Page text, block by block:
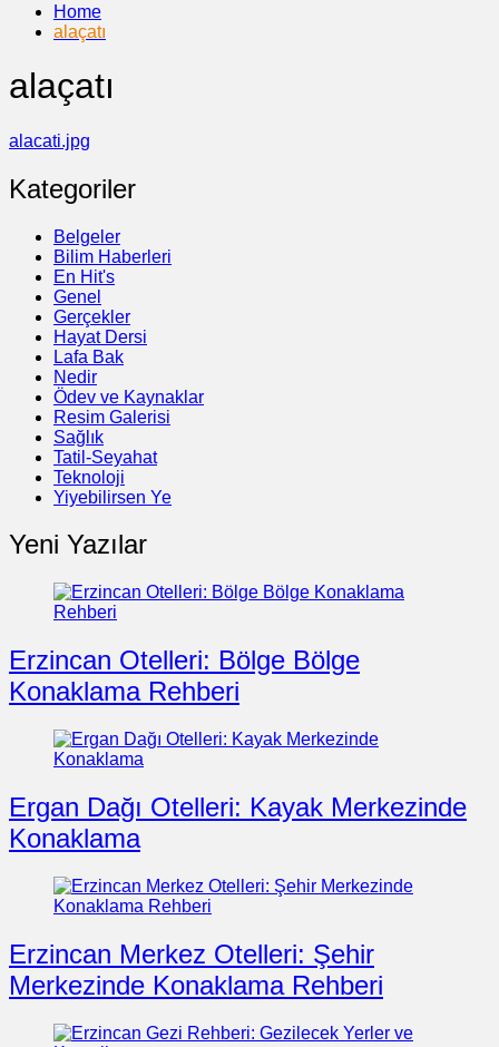
Home
alaçatı
alaçatı
alacati.jpg
Kategoriler
Belgeler
Bilim Haberleri
En Hit's
Genel
Gerçekler
Hayat Dersi
Lafa Bak
Nedir
Ödev ve Kaynaklar
Resim Galerisi
Sağlık
Tatil-Seyahat
Teknoloji
Yiyebilirsen Ye
Yeni Yazılar
Erzincan Otelleri: Bölge Bölge
Konaklama Rehberi
Ergan Dağı Otelleri: Kayak Merkezinde
Konaklama
Erzincan Merkez Otelleri: Şehir
Merkezinde Konaklama Rehberi